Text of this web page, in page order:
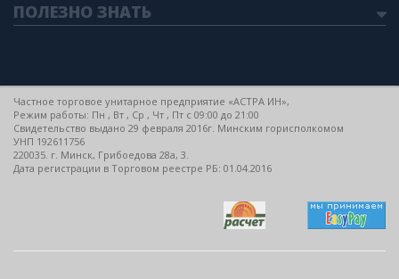
ПОЛЕЗНО ЗНАТЬ
Частное торговое унитарное предприятие «АСТРА ИН»,
Режим работы: Пн , Вт , Ср , Чт , Пт c 09:00 до 21:00
Свидетельство выдано 29 февраля 2016г. Минским горисполкомом
УНП 192611756
220035. г. Минск, Грибоедова 28а, 3.
Дата регистрации в Торговом реестре РБ: 01.04.2016